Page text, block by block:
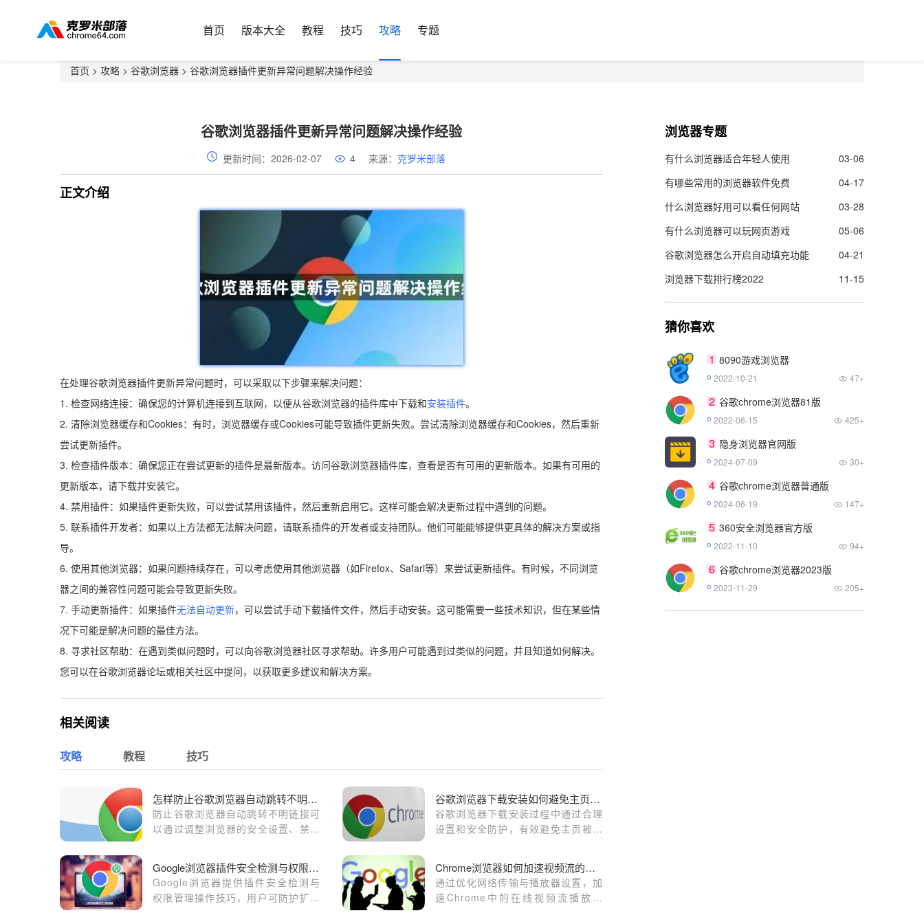
首页 版本大全 教程 技巧 攻略 专题
首页 > 攻略 > 谷歌浏览器 > 谷歌浏览器插件更新异常问题解决操作经验
谷歌浏览器插件更新异常问题解决操作经验
更新时间：2026-02-07 4 来源： 克罗米部落
正文介绍
在处理谷歌浏览器插件更新异常问题时，可以采取以下步骤来解决问题：
1. 检查网络连接：确保您的计算机连接到互联网，以便从谷歌浏览器的插件库中下载和安装插件。
2. 清除浏览器缓存和Cookies：有时，浏览器缓存或Cookies可能导致插件更新失败。尝试清除浏览器缓存和Cookies，然后重新
尝试更新插件。
3. 检查插件版本：确保您正在尝试更新的插件是最新版本。访问谷歌浏览器插件库，查看是否有可用的更新版本。如果有可用的
更新版本，请下载并安装它。
4. 禁用插件：如果插件更新失败，可以尝试禁用该插件，然后重新启用它。这样可能会解决更新过程中遇到的问题。
5. 联系插件开发者：如果以上方法都无法解决问题，请联系插件的开发者或支持团队。他们可能能够提供更具体的解决方案或指
导。
6. 使用其他浏览器：如果问题持续存在，可以考虑使用其他浏览器（如Firefox、Safari等）来尝试更新插件。有时候，不同浏览
器之间的兼容性问题可能会导致更新失败。
7. 手动更新插件：如果插件无法自动更新，可以尝试手动下载插件文件，然后手动安装。这可能需要一些技术知识，但在某些情
况下可能是解决问题的最佳方法。
8. 寻求社区帮助：在遇到类似问题时，可以向谷歌浏览器社区寻求帮助。许多用户可能遇到过类似的问题，并且知道如何解决。
您可以在谷歌浏览器论坛或相关社区中提问，以获取更多建议和解决方案。
相关阅读
攻略 教程 技巧
怎样防止谷歌浏览器自动跳转不明链接
防止谷歌浏览器自动跳转不明链接可
以通过调整浏览器的安全设置、禁用
谷歌浏览器下载安装如何避免主页被劫持
谷歌浏览器下载安装过程中通过合理
设置和安全防护，有效避免主页被劫
Google浏览器插件安全检测与权限管理操作技巧解析
Google浏览器提供插件安全检测与
权限管理操作技巧，用户可防护扩展
Chrome浏览器如何加速视频流的播放
通过优化网络传输与播放器设置，加
速Chrome中的在线视频流播放速
浏览器专题
有什么浏览器适合年轻人使用
03-06
有哪些常用的浏览器软件免费
04-17
什么浏览器好用可以看任何网站
03-28
有什么浏览器可以玩网页游戏
05-06
谷歌浏览器怎么开启自动填充功能
04-21
浏览器下载排行榜2022
11-15
猜你喜欢
1 8090游戏浏览器
2022-10-21 47+
2 谷歌chrome浏览器81版
2022-06-15 425+
3 隐身浏览器官网版
2024-07-09 30+
4 谷歌chrome浏览器普通版
2024-06-19 147+
5 360安全浏览器官方版
2022-11-10 94+
6 谷歌chrome浏览器2023版
2023-11-29 205+